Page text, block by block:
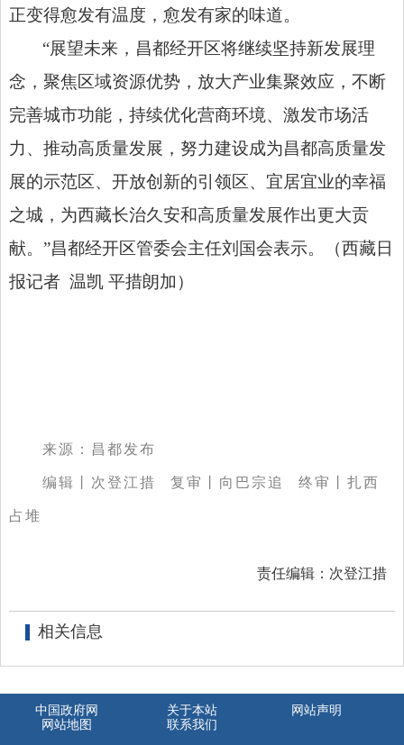
正变得愈发有温度，愈发有家的味道。
“展望未来，昌都经开区将继续坚持新发展理
念，聚焦区域资源优势，放大产业集聚效应，不断
完善城市功能，持续优化营商环境、激发市场活
力、推动高质量发展，努力建设成为昌都高质量发
展的示范区、开放创新的引领区、宜居宜业的幸福
之城，为西藏长治久安和高质量发展作出更大贡
献。”昌都经开区管委会主任刘国会表示。
（西藏日
报记者 温凯 平措朗加 ）
来源：昌都发布
编辑丨次登江措 复审丨向巴宗追 终审丨扎西
占堆
责任编辑：次登江措
相关信息
中国政府网 关于本站
网站声明
网站地图
联系我们